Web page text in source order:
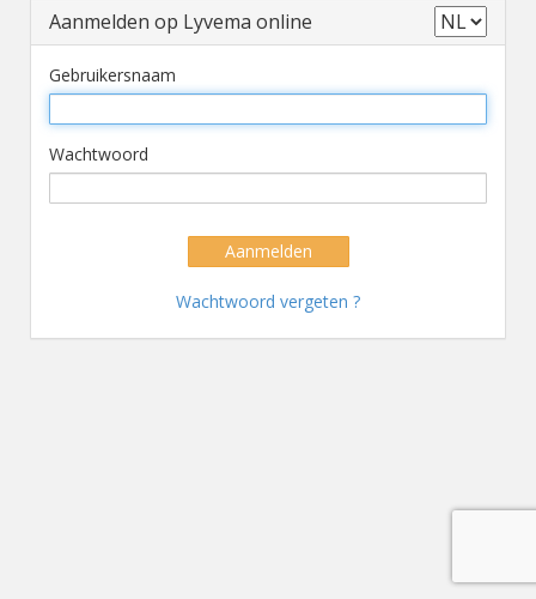
Aanmelden op Lyvema online
Gebruikersnaam
Wachtwoord
Aanmelden
Wachtwoord vergeten ?